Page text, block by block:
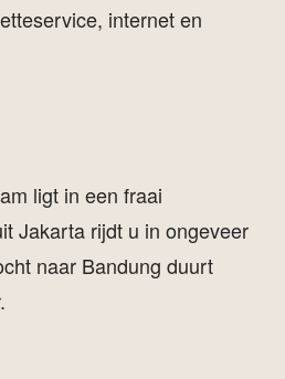
internet en
ligt in een fraai
Jakarta rijdt u in ongeveer
naar Bandung duurt